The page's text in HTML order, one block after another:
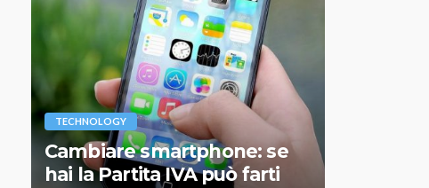
TECHNOLOGY
Cambiare smartphone: se
hai la Partita IVA può farti